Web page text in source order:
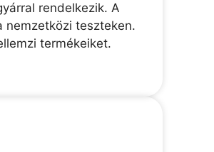
rendelkezik. A
nemzetközi teszteken.
termékeiket.